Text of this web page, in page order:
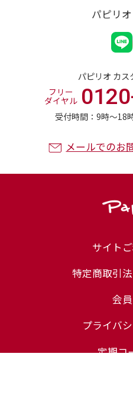
パピリ
パピリオ カス
受付時間：9時〜18
フリー
ダイヤル
メールでのお
サイト
特定商取引
会
プライバ
定期コ